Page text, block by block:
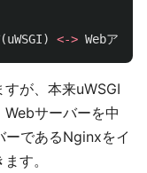
(uWSGI) <-> Webアプ
が、本来uWSGI
サーバーを中
ーであるNginxをイ
す。